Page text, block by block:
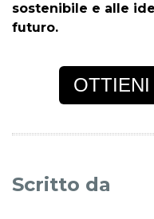
sostenibile e alle
futuro.
OTTIENI
Scritto da